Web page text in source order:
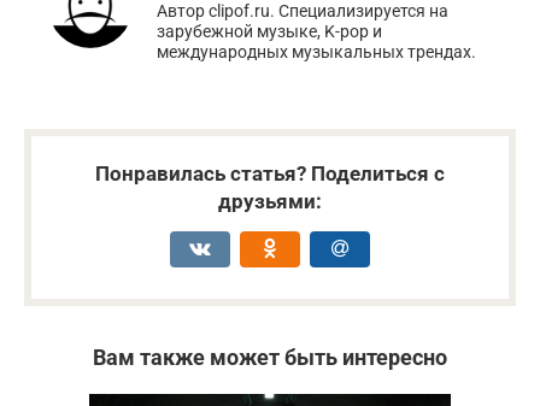
Автор clipof.ru. Специализируется на
зарубежной музыке, K-pop и
международных музыкальных трендах.
Понравилась статья? Поделиться с
друзьями:
Вам также может быть интересно